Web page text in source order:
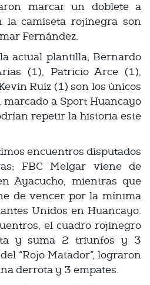
marcar un doblete a
la camiseta rojinegra son
Fernández.
actual plantilla; Bernardo
(1), Patricio Arce (1),
Ruiz (1) son los únicos
a Sport Huancayo
repetir la historia este
encuentros disputados
FBC Melgar viene de
Ayacucho, mientras que
de vencer por la mínima
Unidos en Huancayo.
el cuadro rojinegro
y suma 2 triunfos y 3
“Rojo Matador”, lograron
derrota y 3 empates.